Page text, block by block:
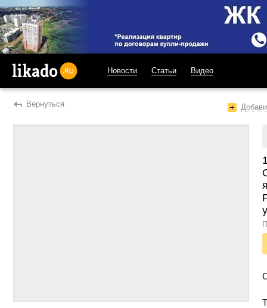
Новости Статьи Видео
Вернуться